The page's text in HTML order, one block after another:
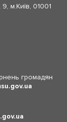
м.Київ, 01001
громадян